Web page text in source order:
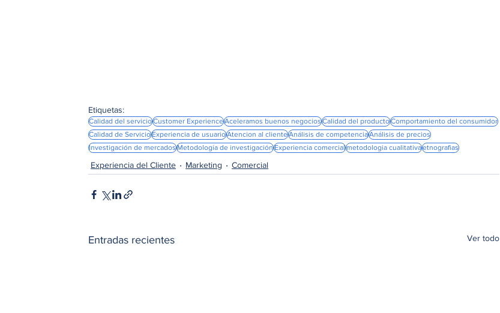
Etiquetas:
Calidad del servicioCustomer ExperienceAceleramos buenos negociosCalidad del productoComportamiento del consumidor
Calidad de ServicioExperiencia de usuarioAtencion al clienteAnálisis de competenciaAnálisis de precios
Investigación de mercadosMetodología de investigaciónExperiencia comercialmetodologia cualitativaetnografias
Experiencia del Cliente Marketing Comercial
Entradas recientes Ver todo